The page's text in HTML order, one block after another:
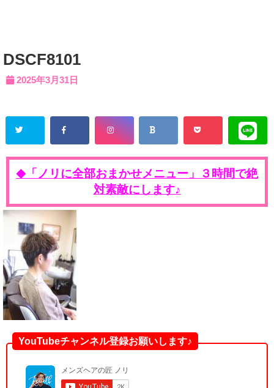
DSCF8101
2025年3月31日
◆
「ノリに全部おまかせメニュー」３時間で絶
対素敵にします♪
YouTubeチャンネル登録お願いします♪